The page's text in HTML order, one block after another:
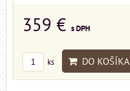
359 € s DPH
ks DO KOŠÍKA